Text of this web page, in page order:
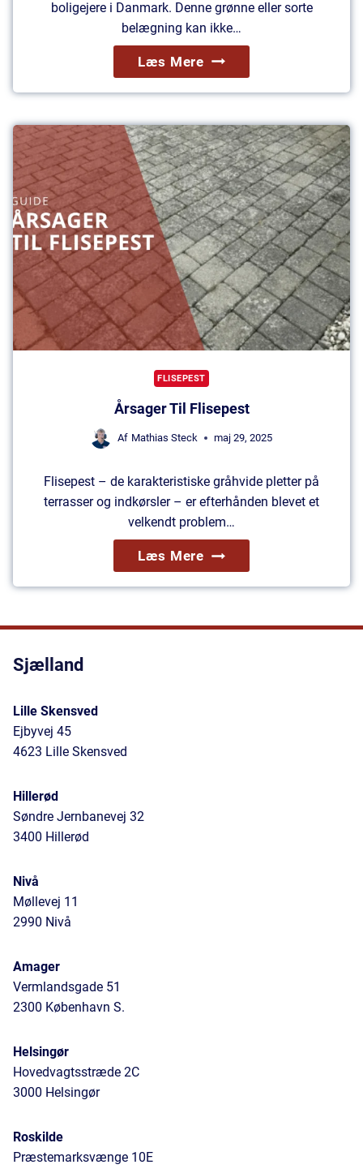
A
L
I
T
I
L
Å
R
E
T
S
H
Å
N
D
V
Æ
K
R
®
2
0
2
boligejere i Danmark. Denne grønne eller sorte
belægning kan ikke…
Læs Mere H
V
R
D
A
N
F
J
E
R
N
E
R
M
A
N
F
I
S
E
P
S
?
FLISEPEST
Årsager Til Flisepest
Af Mathias Steck maj 29, 2025
Flisepest – de karakteristiske gråhvide pletter på
terrasser og indkørsler – er efterhånden blevet et
velkendt problem…
Læs Mere Å
R
Sjælland
Lille Skensved
Ejbyvej 45
4623 Lille Skensved
Hillerød
Søndre Jernbanevej 32
3400 Hillerød
Nivå
Møllevej 11
2990 Nivå
Amager
Vermlandsgade 51
2300 København S.
Helsingør
Hovedvagtsstræde 2C
3000 Helsingør
Roskilde
Præstemarksvænge 10E